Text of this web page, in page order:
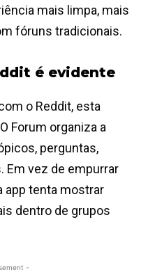
mais limpa, mais
fóruns tradicionais.
é evidente
o Reddit, esta
Forum organiza a
perguntas,
Em vez de empurrar
app tenta mostrar
dentro de grupos
-